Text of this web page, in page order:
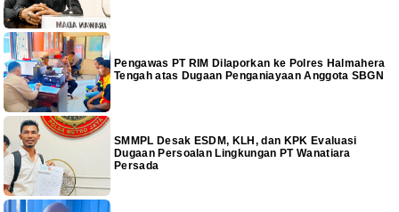
Pengawas PT RIM Dilaporkan ke Polres Halmahera
Tengah atas Dugaan Penganiayaan Anggota SBGN
SMMPL Desak ESDM, KLH, dan KPK Evaluasi
Dugaan Persoalan Lingkungan PT Wanatiara
Persada